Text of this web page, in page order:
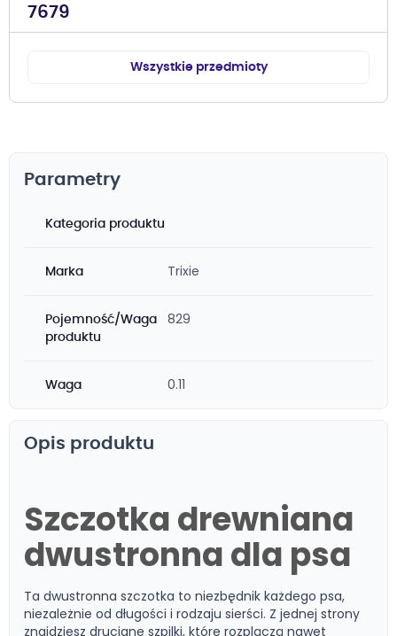
7679
Wszystkie przedmioty
Parametry
Kategoria produktu
Marka Trixie
Pojemność/Waga
produktu
829
Waga 0.11
Opis produktu
Szczotka drewniana
dwustronna dla psa
Ta dwustronna szczotka to niezbędnik każdego psa,
niezależnie od długości i rodzaju sierści. Z jednej strony
znajdziesz druciane szpilki, które rozplączą nawet